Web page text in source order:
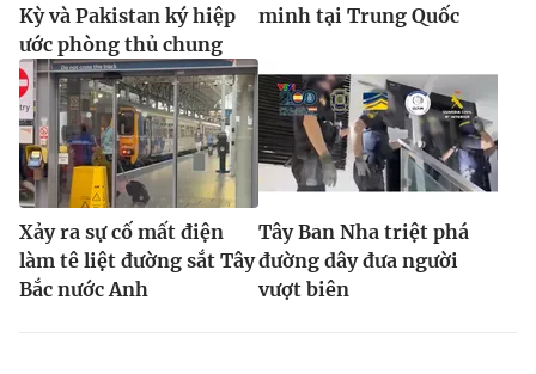
Kỳ và Pakistan ký hiệp
ước phòng thủ chung
minh tại Trung Quốc
Xảy ra sự cố mất điện
làm tê liệt đường sắt Tây
Bắc nước Anh
Tây Ban Nha triệt phá
đường dây đưa người
vượt biên